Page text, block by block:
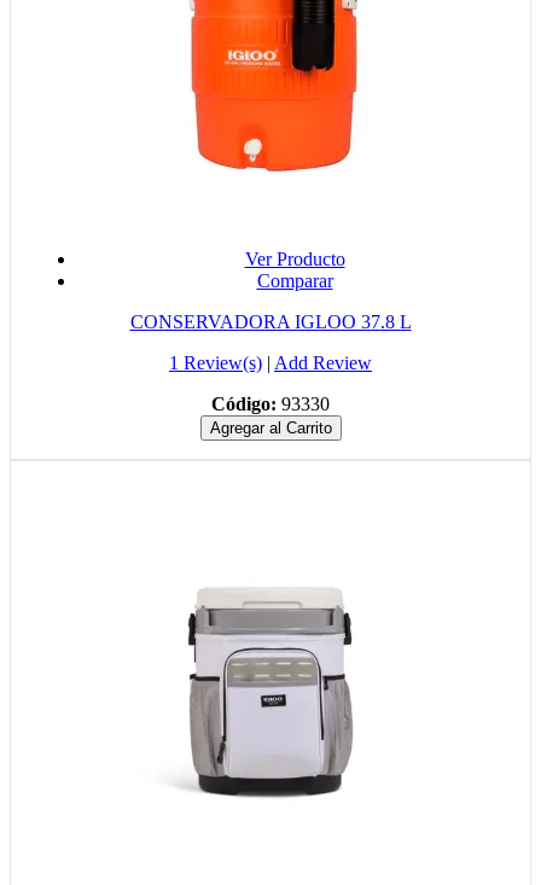
Ver Producto
Comparar
CONSERVADORA IGLOO 37.8 L
1 Review(s) | Add Review
Código: 93330
Agregar al Carrito